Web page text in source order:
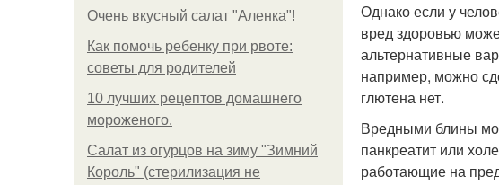
Очень вкусный салат "Аленка"!
Как помочь ребенку при рвоте:
советы для родителей
10 лучших рецептов домашнего
мороженого.
Салат из огурцов на зиму "Зимний
Король" (стерилизация не
Однако если у
вред здоровью
альтернативные
например, можно
глютена нет.
Вредными блины
панкреатит или
работающие на